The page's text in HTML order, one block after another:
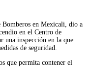
Bomberos en Mexicali, dio a
en el Centro de
una inspección en la que
de seguridad.
que permita contener el